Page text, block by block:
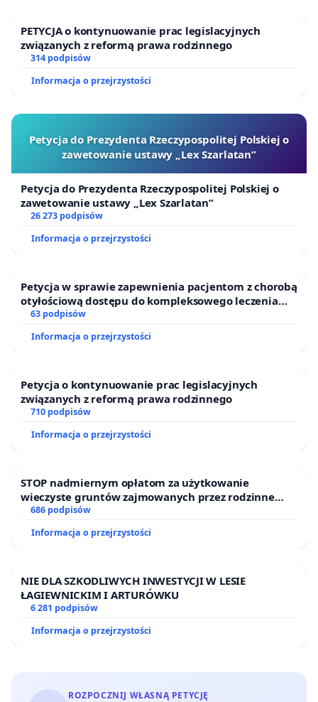
PETYCJA o kontynuowanie prac legislacyjnych
związanych z reformą prawa rodzinnego
314 podpisów
Informacja o przejrzystości
Petycja do Prezydenta Rzeczypospolitej Polskiej o
zawetowanie ustawy „Lex Szarlatan”
Petycja do Prezydenta Rzeczypospolitej Polskiej o
zawetowanie ustawy „Lex Szarlatan”
26 273 podpisów
Informacja o przejrzystości
Petycja w sprawie zapewnienia pacjentom z chorobą
otyłościową dostępu do kompleksowego leczenia
oraz programów profilaktycznych.
63 podpisów
Informacja o przejrzystości
Petycja o kontynuowanie prac legislacyjnych
związanych z reformą prawa rodzinnego
710 podpisów
Informacja o przejrzystości
STOP nadmiernym opłatom za użytkowanie
wieczyste gruntów zajmowanych przez rodzinne
ogrody działkowe.
686 podpisów
Informacja o przejrzystości
NIE DLA SZKODLIWYCH INWESTYCJI W LESIE
ŁAGIEWNICKIM I ARTURÓWKU
6 281 podpisów
Informacja o przejrzystości
ROZPOCZNIJ WŁASNĄ PETYCJĘ